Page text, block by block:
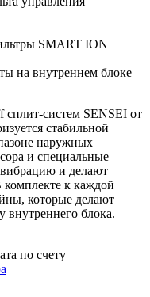
SMART ION
на внутреннем блоке
систем SENSEI от
стабильной
наружных
и специальные
и делают
комплекте к каждой
которые делают
внутреннего блока.
по счету